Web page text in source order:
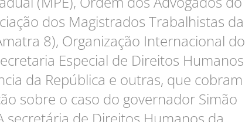
dos Magistrados Trabalhistas da
8), Organização Internacional do
Especial de Direitos Humanos
da República e outras, que cobram
sobre o caso do governador Simão